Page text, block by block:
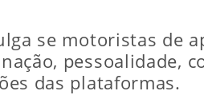
se motoristas de
pessoalidade,
das plataformas.